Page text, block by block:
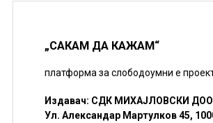
„САКАМ ДА КАЖАМ“
платформа за слободоумни е
Издавач: СДК МИХАЈЛОВСКИ
Ул. Александар Мартулков 45,